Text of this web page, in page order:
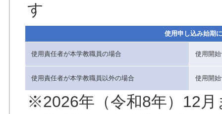
す
使用申し込み始期
使用責任者が本学教職員の場合 使用開
使用責任者が本学教職員以外の場合 使用開
※2026年（令和8年）12